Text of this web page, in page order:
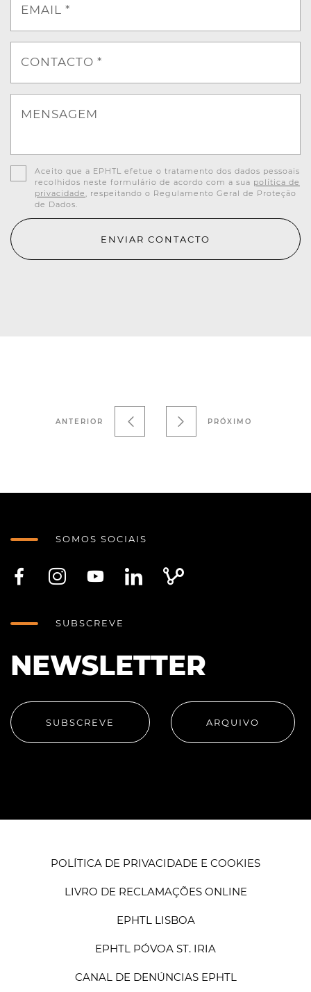
EMAIL *
CONTACTO *
MENSAGEM
Aceito que a EPHTL efetue o tratamento dos dados pessoais
recolhidos neste formulário de acordo com a sua política de
privacidade , respeitando o Regulamento Geral de Proteção
de Dados.
ENVIAR CONTACTO
ANTERIOR PRÓXIMO
SOMOS SOCIAIS
SUBSCREVE
NEWSLETTER
SUBSCREVE ARQUIVO
POLÍTICA DE PRIVACIDADE E COOKIES
LIVRO DE RECLAMAÇÕES ONLINE
EPHTL LISBOA
EPHTL PÓVOA ST. IRIA
CANAL DE DENÚNCIAS EPHTL